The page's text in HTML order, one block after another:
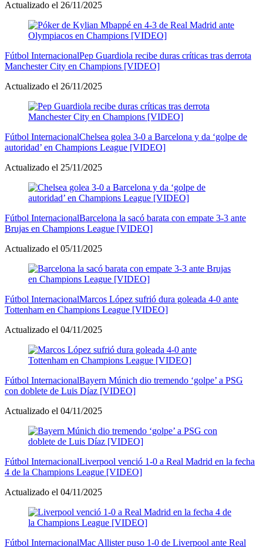
Actualizado el 26/11/2025
Fútbol InternacionalPep Guardiola recibe duras críticas tras derrota
Manchester City en Champions [VIDEO]
Actualizado el 26/11/2025
Fútbol InternacionalChelsea golea 3-0 a Barcelona y da ‘golpe de
autoridad’ en Champions League [VIDEO]
Actualizado el 25/11/2025
Fútbol InternacionalBarcelona la sacó barata con empate 3-3 ante
Brujas en Champions League [VIDEO]
Actualizado el 05/11/2025
Fútbol InternacionalMarcos López sufrió dura goleada 4-0 ante
Tottenham en Champions League [VIDEO]
Actualizado el 04/11/2025
Fútbol InternacionalBayern Múnich dio tremendo ‘golpe’ a PSG
con doblete de Luis Díaz [VIDEO]
Actualizado el 04/11/2025
Fútbol InternacionalLiverpool venció 1-0 a Real Madrid en la fecha
4 de la Champions League [VIDEO]
Actualizado el 04/11/2025
Fútbol InternacionalMac Allister puso 1-0 de Liverpool ante Real